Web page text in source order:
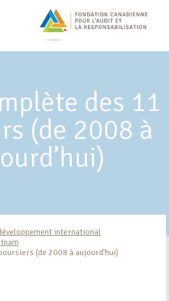
des 11
(de 2008 à
international
(de 2008 à aujourd’hui)